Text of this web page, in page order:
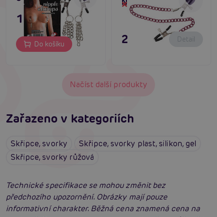
149 Kč
Do košíku
Nipple Chain
Dočasně vyprodané
249 Kč Detail
Načíst další produkty
Zařazeno v kategoriích
Skřipce, svorky
Skřipce, svorky plast, silikon, gel
Skřipce, svorky růžová
Technické specifikace se mohou změnit bez
předchozího upozornění. Obrázky mají pouze
informativní charakter. Běžná cena znamená cena na